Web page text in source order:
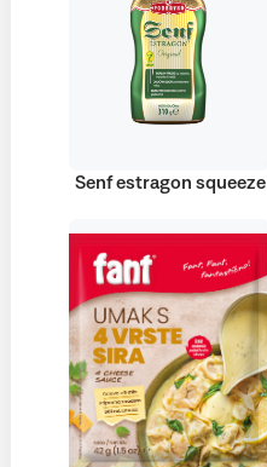
Senf estragon squeeze